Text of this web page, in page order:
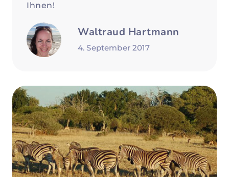
Ihnen!
Waltraud Hartmann
4. September 2017